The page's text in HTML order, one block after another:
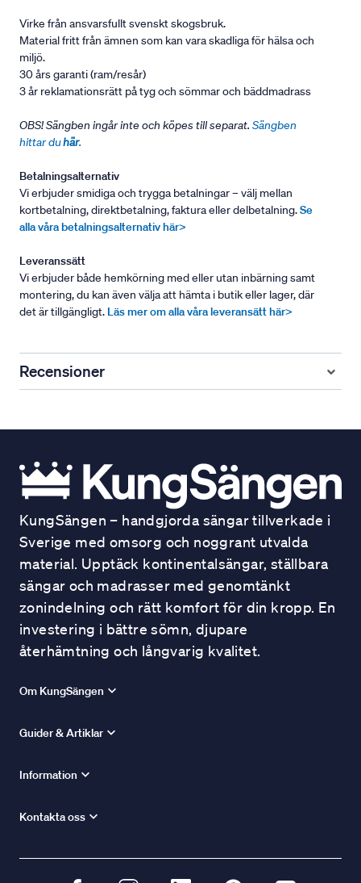
Virke från ansvarsfullt svenskt skogsbruk.
Material fritt från ämnen som kan vara skadliga för hälsa och
miljö.
30 års garanti (ram/resår)
3 år reklamationsrätt på tyg och sömmar och bäddmadrass
OBS! Sängben ingår inte och köpes till separat. Sängben
hittar duhär.
Betalningsalternativ
Vi erbjuder smidiga och trygga betalningar – välj mellan
kortbetalning, direktbetalning, faktura eller delbetalning.Se
alla våra betalningsalternativ här>
Leveranssätt
Vi erbjuder både hemkörning med eller utan inbärning samt
montering, du kan även välja att hämta i butik eller lager, där
det är tillgängligt. Läs mer om alla våra leveransätt här>
Recensioner
KungSängen – handgjorda sängar tillverkade i
Sverige med omsorg och noggrant utvalda
material. Upptäck kontinentalsängar, ställbara
sängar och madrasser med genomtänkt
zonindelning och rätt komfort för din kropp. En
investering i bättre sömn, djupare
återhämtning och långvarig kvalitet.
Om KungSängen
Guider & Artiklar
Information
Kontakta oss